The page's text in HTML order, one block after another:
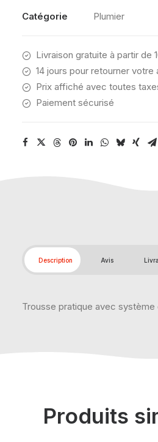
Catégorie Plumier
Livraison gratuite à partir de
14 jours pour retourner votre
Prix affiché avec toutes
Paiement sécurisé
Description Avis
Trousse pratique avec système
Produits